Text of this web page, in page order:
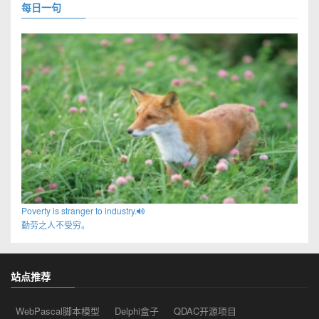
每日一句
Poverty is stranger to industry.
勤劳之人不受穷。
站点推荐
WebPascal脚本模型 Delphi盒子 QDAC开源项目